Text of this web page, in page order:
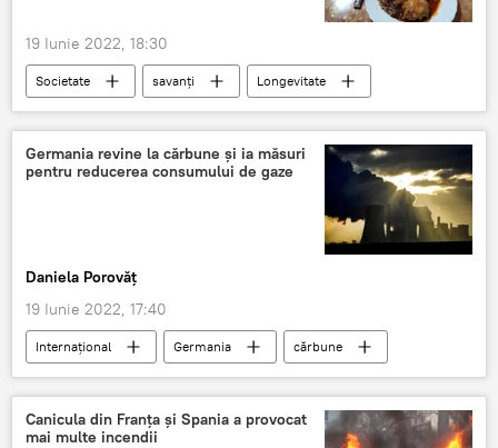
19 Iunie 2022, 18:30
Societate savanți
Longevitate
durata
Germania revine la cărbune și ia măsuri
pentru reducerea consumului de gaze
Daniela Porovăț
19 Iunie 2022, 17:40
Internaţional Germania
cărbune
Centrala Electrică
gaz natural
Canicula din Franța și Spania a provocat
mai multe incendii